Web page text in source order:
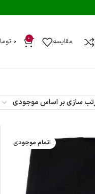
مقایسه 0 ۰
اتمام موجودی